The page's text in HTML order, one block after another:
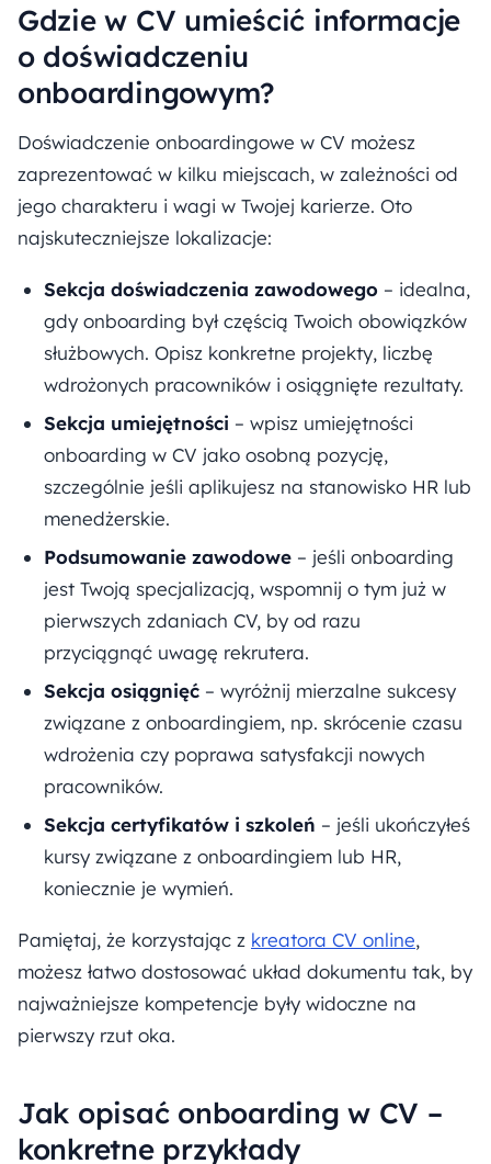
Gdzie w CV umieścić informacje
o doświadczeniu
onboardingowym?
Doświadczenie onboardingowe w CV możesz
zaprezentować w kilku miejscach, w zależności od
jego charakteru i wagi w Twojej karierze. Oto
najskuteczniejsze lokalizacje:
Sekcja doświadczenia zawodowego – idealna,
gdy onboarding był częścią Twoich obowiązków
służbowych. Opisz konkretne projekty, liczbę
wdrożonych pracowników i osiągnięte rezultaty.
Sekcja umiejętności – wpisz umiejętności
onboarding w CV jako osobną pozycję,
szczególnie jeśli aplikujesz na stanowisko HR lub
menedżerskie.
Podsumowanie zawodowe – jeśli onboarding
jest Twoją specjalizacją, wspomnij o tym już w
pierwszych zdaniach CV, by od razu
przyciągnąć uwagę rekrutera.
Sekcja osiągnięć – wyróżnij mierzalne sukcesy
związane z onboardingiem, np. skrócenie czasu
wdrożenia czy poprawa satysfakcji nowych
pracowników.
Sekcja certyfikatów i szkoleń – jeśli ukończyłeś
kursy związane z onboardingiem lub HR,
koniecznie je wymień.
Pamiętaj, że korzystając z kreatora CV online,
możesz łatwo dostosować układ dokumentu tak, by
najważniejsze kompetencje były widoczne na
pierwszy rzut oka.
Jak opisać onboarding w CV –
konkretne przykłady